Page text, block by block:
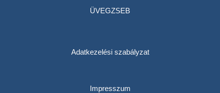
ÜVEGZSEB
Adatkezelési szabályzat
Impresszum